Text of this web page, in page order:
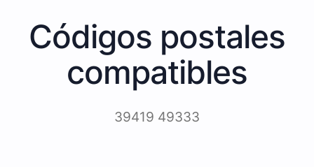
Códigos postales
compatibles
39419 49333